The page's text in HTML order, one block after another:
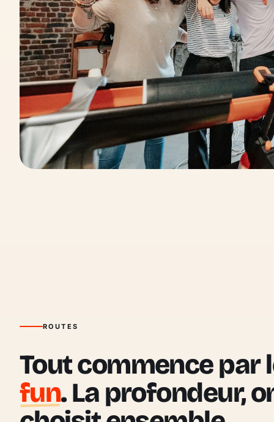
ROUTES
Tout commence par
fun. La profondeur,